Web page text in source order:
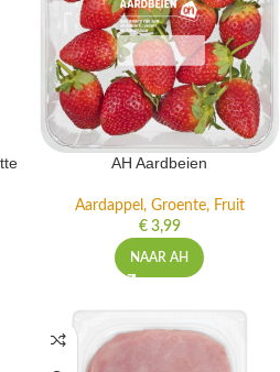
AH Aardbeien
Aardappel, Groente, Fruit
€3,99
NAAR AH